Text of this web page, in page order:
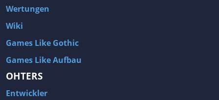
Wertungen
Wiki
Games Like Gothic
Games Like Aufbau
OHTERS
Entwickler